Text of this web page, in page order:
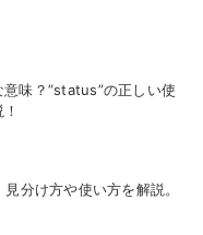
意味？”status”の正しい使
分け方や使い方を解説。